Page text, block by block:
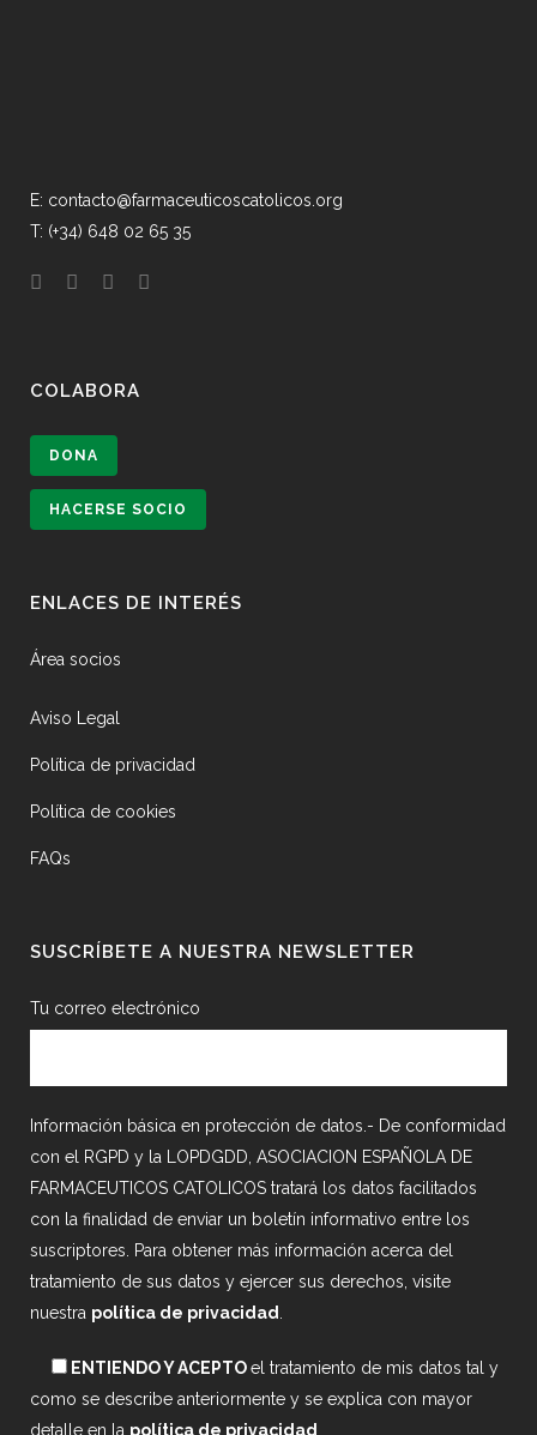
E: contacto@farmaceuticoscatolicos.org
T: (+34) 648 02 65 35
COLABORA
DONA
HACERSE SOCIO
ENLACES DE INTERÉS
Área socios
Aviso Legal
Política de privacidad
Política de cookies
FAQs
SUSCRÍBETE A NUESTRA NEWSLETTER
Tu correo electrónico
Información básica en protección de datos.- De conformidad
con el RGPD y la LOPDGDD, ASOCIACION ESPAÑOLA DE
FARMACEUTICOS CATOLICOS tratará los datos facilitados
con la finalidad de enviar un boletín informativo entre los
suscriptores. Para obtener más información acerca del
tratamiento de sus datos y ejercer sus derechos, visite
nuestra política de privacidad
ENTIENDO Y ACEPTOel tratamiento de mis datos tal y
como se describe anteriormente y se explica con mayor
detalle en la política de privacidad